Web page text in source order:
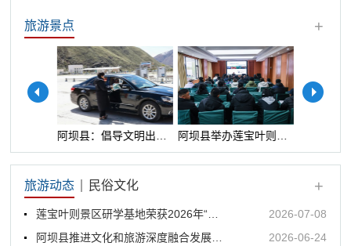
旅游景点 +
旅游动态 民俗文化 +
2026-07-08
2026-06-24